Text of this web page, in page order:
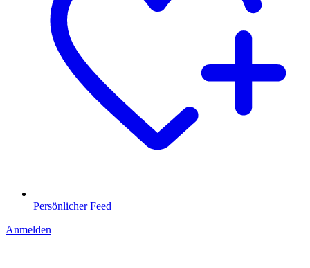
Persönlicher Feed
Anmelden